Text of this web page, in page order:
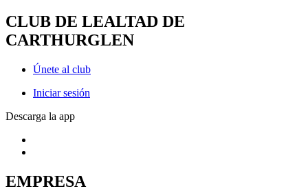
CLUB DE LEALTAD DE
CARTHURGLEN
Únete al club
Iniciar sesión
Descarga la app
EMPRESA